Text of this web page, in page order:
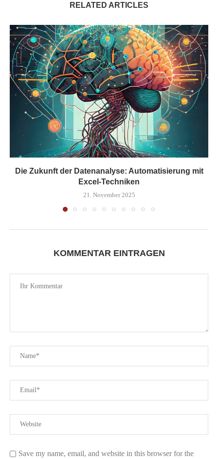
RELATED ARTICLES
Die Zukunft der Datenanalyse: Automatisierung mit
Excel-Techniken
21. November 2025
KOMMENTAR EINTRAGEN
Save my name, email, and website in this browser for the